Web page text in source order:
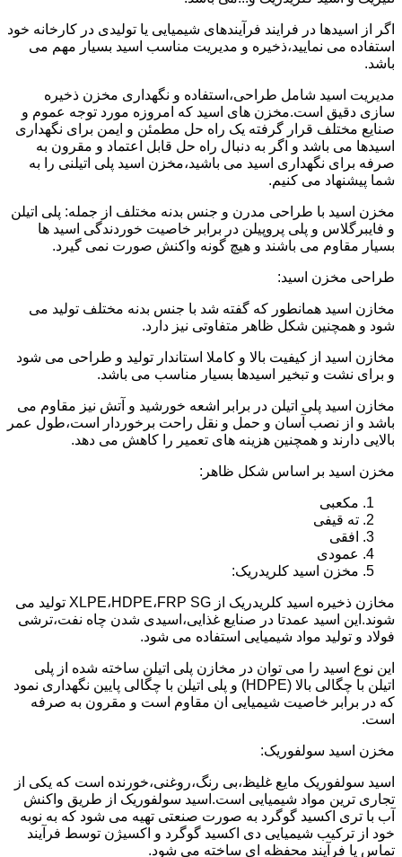
اگر از اسیدها در فرایند فرآیندهای شیمیایی یا تولیدی در کارخانه خود
استفاده می نمایید،ذخیره و مدیریت مناسب اسید بسیار مهم می
باشد.
مدیریت اسید شامل طراحی،استفاده و نگهداری مخزن ذخیره
سازی دقیق است.مخزن های اسید که امروزه مورد توجه عموم و
صنایع مختلف قرار گرفته یک راه حل مطمئن و ایمن برای نگهداری
اسیدها می باشد و اگر به دنبال راه حل قابل اعتماد و مقرون به
صرفه برای نگهداری اسید می باشید،مخزن اسید پلی اتیلنی را به
شما پیشنهاد می کنیم.
مخزن اسید با طراحی مدرن و جنس بدنه مختلف از جمله: پلی اتیلن
و فایبرگلاس و پلی پروپیلن در برابر خاصیت خوردندگی اسید ها
بسیار مقاوم می باشند و هیچ گونه واکنش صورت نمی گیرد.
طراحی مخزن اسید:
مخازن اسید همانطور که گفته شد با جنس بدنه مختلف تولید می
شود و همچنین شکل ظاهر متفاوتی نیز دارد.
مخازن اسید از کیفیت بالا و کاملا استاندار تولید و طراحی می شود
و برای نشت و تبخیر اسیدها بسیار مناسب می باشد.
مخازن اسید پلی اتیلن در برابر اشعه خورشید و آتش نیز مقاوم می
باشد و از نصب آسان و حمل و نقل راحت برخوردار است،طول عمر
بالایی دارند و همچنین هزینه های تعمیر را کاهش می دهد.
مخزن اسید بر اساس شکل ظاهر:
مکعبی
ته قیفی
افقی
عمودی
مخزن اسید کلریدریک:
مخازن ذخیره اسید کلریدریک از XLPE،HDPE،FRP SG تولید می
شوند.این اسید عمدتا در صنایع غذایی،اسیدی شدن چاه نفت،ترشی
فولاد و تولید مواد شیمیایی استفاده می شود.
این نوع اسید را می توان در مخازن پلی اتیلن ساخته شده از پلی
اتیلن با چگالی بالا (HDPE) و پلی اتیلن با چگالی پایین نگهداری نمود
که در برابر خاصیت شیمیایی ان مقاوم است و مقرون به صرفه
است.
مخزن اسید سولفوریک:
اسید سولفوریک مایع غلیظ،بی رنگ،روغنی،خورنده است که یکی از
تجاری ترین مواد شیمیایی است.اسید سولفوریک از طریق واکنش
آب با تری اکسید گوگرد به صورت صنعتی تهیه می شود که به نوبه
خود از ترکیب شیمیایی دی اکسید گوگرد و اکسیژن توسط فرآیند
تماس یا فرآیند محفظه ای ساخته می شود.